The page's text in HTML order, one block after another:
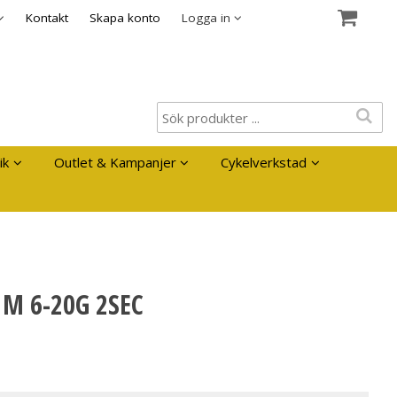
Kontakt Skapa konto Logga in
Outlet & Kampanjer
Cykelverkstad
6-20G 2SEC